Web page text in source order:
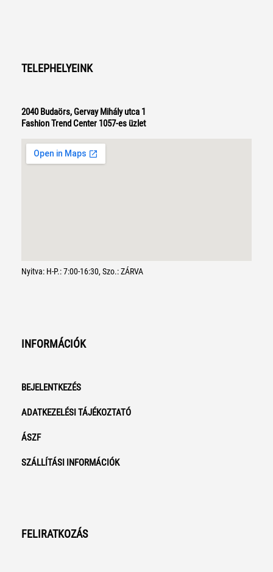
TELEPHELYEINK
2040 Budaörs, Gervay Mihály utca 1
Fashion Trend Center 1057-es üzlet
Nyitva: H-P.: 7:00-16:30, Szo.: ZÁRVA
INFORMÁCIÓK
BEJELENTKEZÉS
ADATKEZELÉSI TÁJÉKOZTATÓ
ÁSZF
SZÁLLÍTÁSI INFORMÁCIÓK
FELIRATKOZÁS